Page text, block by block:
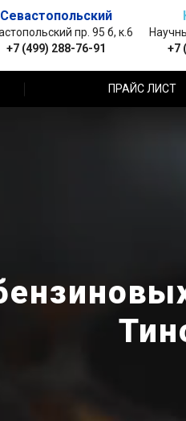
Севастопольский
пр. 95 б, к.6
+7 (499) 288-76-91
+7
ПРАЙС ЛИСТ